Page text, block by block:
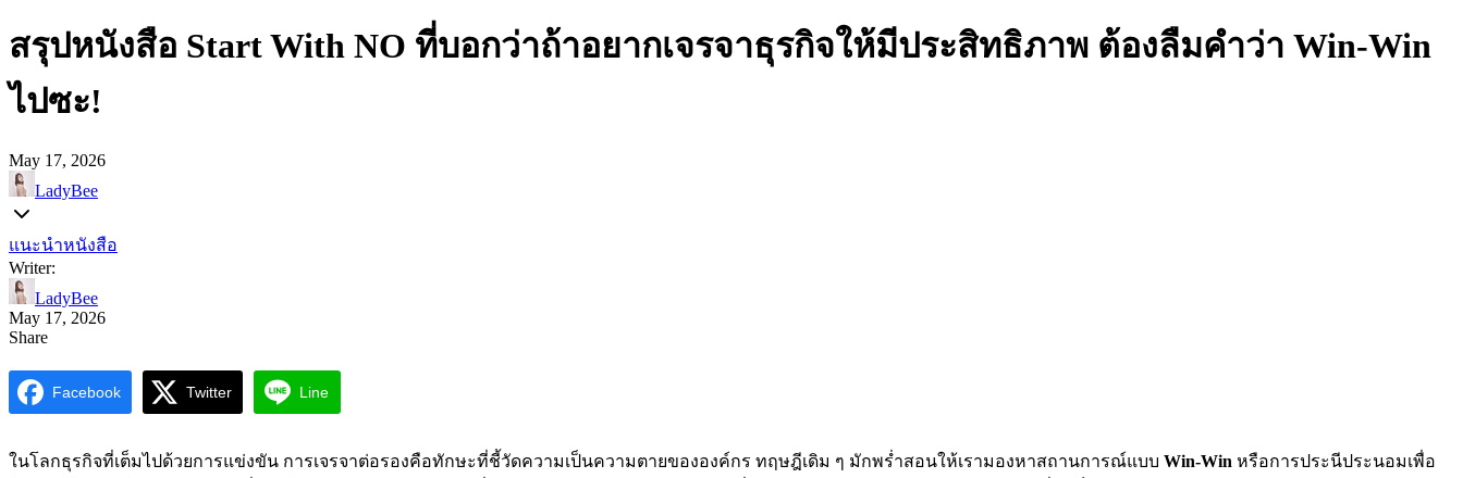
สรุปหนังสือ Start With NO ที่บอกว่าถ้าอยากเจรจาธุรกิจให้มีประสิทธิภาพ ต้องลืมคำว่า Win-Win
ไปซะ!
May 17, 2026
LadyBee
แนะนำหนังสือ
Writer:
LadyBee
May 17, 2026
Share
Facebook Twitter Line
ในโลกธุรกิจที่เต็มไปด้วยการแข่งขัน การเจรจาต่อรองคือทักษะที่ชี้วัดความเป็นความตายขององค์กร ทฤษฎีเดิม ๆ มักพร่ำสอนให้เรามองหาสถานการณ์แบบ Win-Win หรือการประนีประนอมเพื่อ